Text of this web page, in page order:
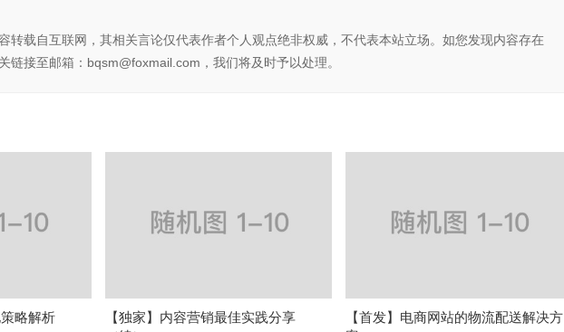
转载自互联网，其相关言论仅代表作者个人观点绝非权威，不代表本站立场。如您发现内容存在
链接至邮箱：bqsm@foxmail.com，我们将及时予以处理。
略解析
【独家】内容营销最佳实践分享
【首发】电商网站的物流配送解决方